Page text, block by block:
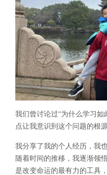
我们曾讨论过“为什么学习如
点让我意识到这个问题的根
我分享了我的个人经历，我
随着时间的推移，我逐渐领
是改变命运的最有力的工具